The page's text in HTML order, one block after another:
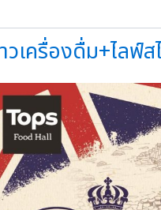
วเครื่องดื่ม+ไลฟ์